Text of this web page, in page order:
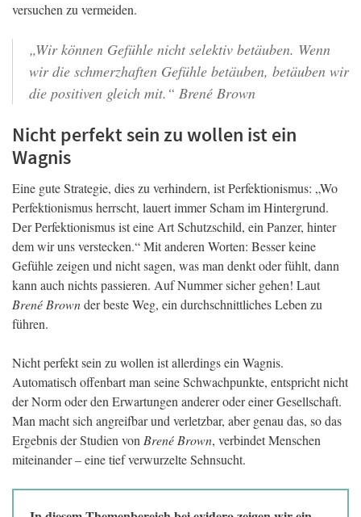
versuchen zu vermeiden.
„Wir können Gefühle nicht selektiv betäuben. Wenn
wir die schmerzhaften Gefühle betäuben, betäuben wir
die positiven gleich mit.“ Brené Brown
Nicht perfekt sein zu wollen ist ein
Wagnis
Eine gute Strategie, dies zu verhindern, ist Perfektionismus: „Wo
Perfektionismus herrscht, lauert immer Scham im Hintergrund.
Der Perfektionismus ist eine Art Schutzschild, ein Panzer, hinter
dem wir uns verstecken.“ Mit anderen Worten: Besser keine
Gefühle zeigen und nicht sagen, was man denkt oder fühlt, dann
kann auch nichts passieren. Auf Nummer sicher gehen! Laut
Brené Brownder beste Weg, ein durchschnittliches Leben zu
führen.
Nicht perfekt sein zu wollen ist allerdings ein Wagnis.
Automatisch offenbart man seine Schwachpunkte, entspricht nicht
der Norm oder den Erwartungen anderer oder einer Gesellschaft.
Man macht sich angreifbar und verletzbar, aber genau das, so das
Ergebnis der Studien von Brené Brown, verbindet Menschen
miteinander – eine tief verwurzelte Sehnsucht.